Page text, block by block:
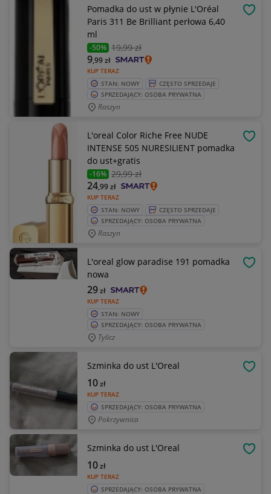
Pomadka do ust w płynie L'Oréal
Paris 311 Be Brilliant perłowa 6,40
ml
-50% 19,99 zł
KUP TERAZ
9,99zł
STAN: NOWY
CZĘSTO SPRZEDAJE
SPRZEDAJĄCY: OSOBA PRYWATNA
Raszyn
L'oreal Color Riche Free NUDE
INTENSE 505 NURESILIENT pomadka
do ust+gratis
-16% 29,99 zł
KUP TERAZ
24,99zł
STAN: NOWY
CZĘSTO SPRZEDAJE
SPRZEDAJĄCY: OSOBA PRYWATNA
Raszyn
L'oreal glow paradise 191 pomadka
nowa
KUP TERAZ
29zł
STAN: NOWY
SPRZEDAJĄCY: OSOBA PRYWATNA
Tylicz
Szminka do ust L'Oreal
KUP TERAZ
10zł
SPRZEDAJĄCY: OSOBA PRYWATNA
Pokrzywnica
Szminka do ust L'Oreal
KUP TERAZ
10zł
SPRZEDAJĄCY: OSOBA PRYWATNA